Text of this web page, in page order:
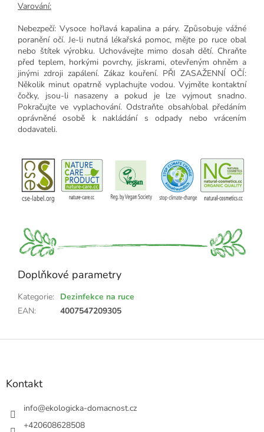
Varování:
Nebezpečí: Vysoce hořlavá kapalina a páry. Způsobuje vážné
poranění očí. Je-li nutná lékařská pomoc, mějte po ruce obal
nebo štítek výrobku. Uchovávejte mimo dosah dětí. Chraňte
před teplem, horkými povrchy, jiskrami, otevřeným ohněm a
jinými zdroji zapálení. Zákaz kouření. PŘI ZASAŽENNÍ OČÍ:
Několik minut opatrně vyplachujte vodou. Vyjměte kontaktní
čočky, jsou-li nasazeny a pokud je lze vyjmout snadno.
Pokračujte ve vyplachování. Odstraňte obsah/obal předáním
oprávněné osobě k nakládání s odpady nebo vrácením
dodavateli.
Doplňkové parametry
Kategorie: Dezinfekce na ruce
EAN: 4007547209305
Z
Kontakt
info@ekologicka-domacnost.cz
+420608628508